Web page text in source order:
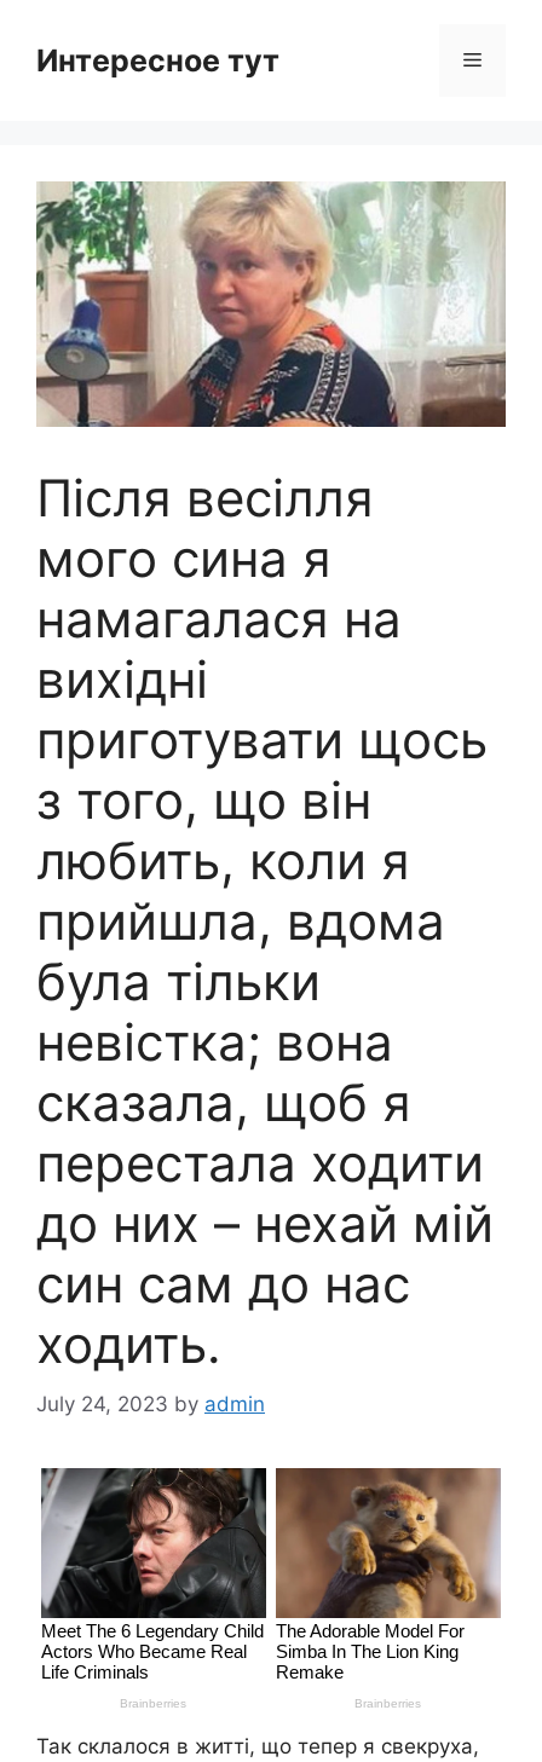
contentИнтересное тут Menu
Після весілля
мого сина я
намагалася на
вихідні
приготувати щось
з того, що він
любить, коли я
прийшла, вдома
була тільки
невістка; вона
сказала, щоб я
перестала ходити
до них – нехай мій
син сам до нас
ходить.
July 24, 2023 by admin
Так склалося в житті, що тепер я свекруха,